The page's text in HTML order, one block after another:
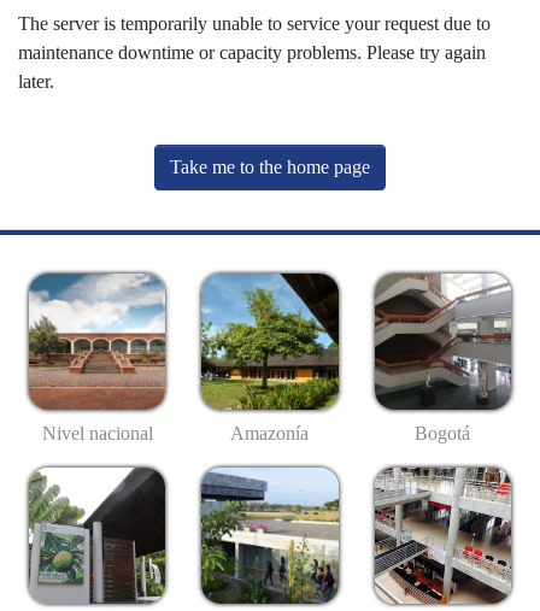
The server is temporarily unable to service your request due to
maintenance downtime or capacity problems. Please try again
later.
Take me to the home page
Nivel nacional Amazonía Bogotá